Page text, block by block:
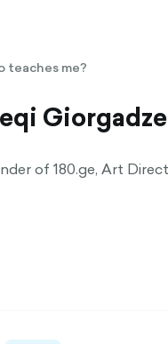
teaches me?
Giorgadze
of 180.ge, Art